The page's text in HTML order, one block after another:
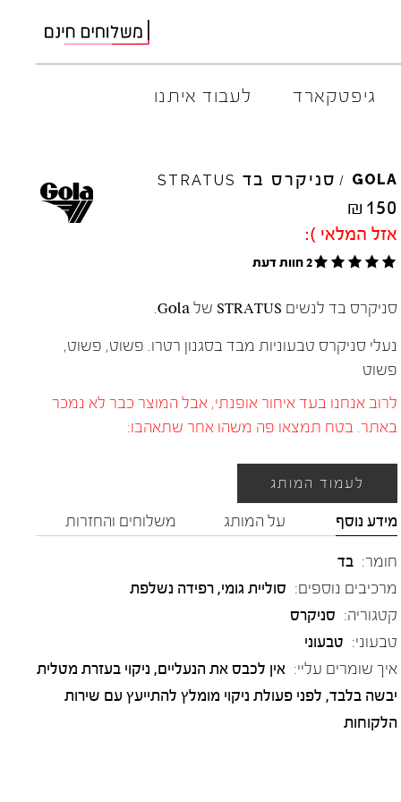
AMBITIOUS
CHIEMIHARA
CRIMELONDON
ELIA
EL
GOLA
LE
גיפטקארד לעבוד איתנו
GOLA
/ סניקרס בד STRATUS
₪ 150
אזל המלאי ):
2 חוות דעת
סניקרס בד לנשים STRATUS של Gola.
נעלי סניקרס טבעוניות מבד בסגנון רטרו. פשוט, פשוט,
פשוט
לרוב אנחנו בעד איחור אופנתי, אבל המוצר כבר לא נמכר
באתר. בטח תמצאו פה משהו אחר שתאהבו:
לעמוד המותג
מידע נוסף על המותג משלוחים והחזרות
חומר: בד
מרכיבים נוספים: סוליית גומי, רפידה נשלפת
קטגוריה: סניקרס
טבעוני: טבעוני
איך שומרים עליי: אין לכבס את הנעליים, ניקוי בעזרת מטלית
יבשה בלבד, לפני פעולת ניקוי מומלץ להתייעץ עם שירות
הלקוחות